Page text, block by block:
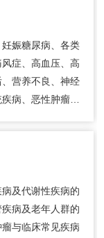
娠糖尿病、各类
症、高血压、高
营养不良、神经
病、恶性肿瘤等
及代谢性疾病的
病及老年人群的
与临床常见疾病